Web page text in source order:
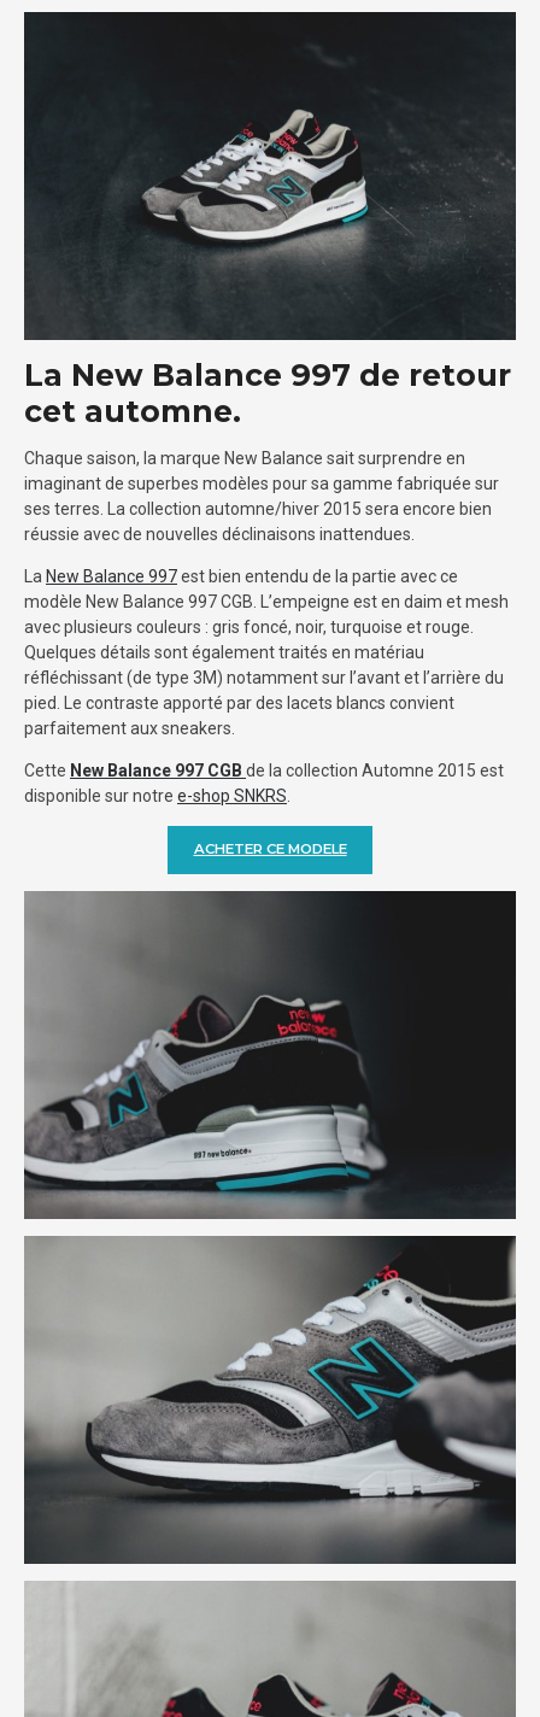
La New Balance 997 de retour
cet automne.
Chaque saison, la marque New Balance sait surprendre en
imaginant de superbes modèles pour sa gamme fabriquée sur
ses terres. La collection automne/hiver 2015 sera encore bien
réussie avec de nouvelles déclinaisons inattendues.
La New Balance 997est bien entendu de la partie avec ce
modèle New Balance 997 CGB. L’empeigne est en daim et mesh
avec plusieurs couleurs : gris foncé, noir, turquoise et rouge.
Quelques détails sont également traités en matériau
réfléchissant (de type 3M) notamment sur l’avant et l’arrière du
pied. Le contraste apporté par des lacets blancs convient
parfaitement aux sneakers.
Cette New Balance 997 CGB de la collection Automne 2015 est
disponible sur notre e-shop SNKRS
ACHETER CE MODELE